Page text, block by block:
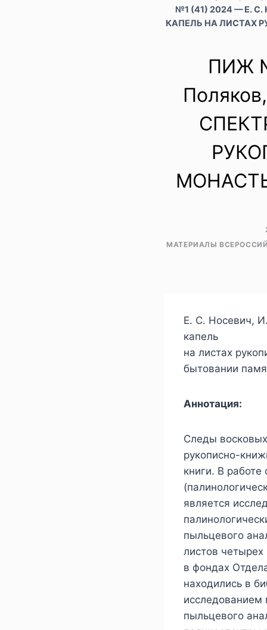
№1 (41) 2024 — Е.
КАПЕЛЬ НА ЛИСТАХ
ПИЖ
МАТЕРИАЛЫ
Е. С. Носевич,
капель
на листах
бытовании
Аннотация:
Следы
рукописно-
книги. В
является
пыльцевого
листов четырех
в фондах
находились в
исследованием
пыльцевого